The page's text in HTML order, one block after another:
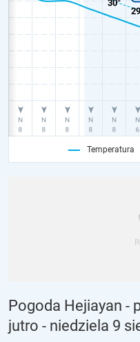
Temperatura
Pogoda Hejiayan -
jutro - niedziela 9